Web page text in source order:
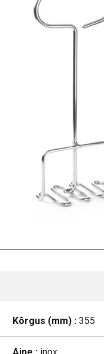
Kõrgus (mm) :355
Aine :inox